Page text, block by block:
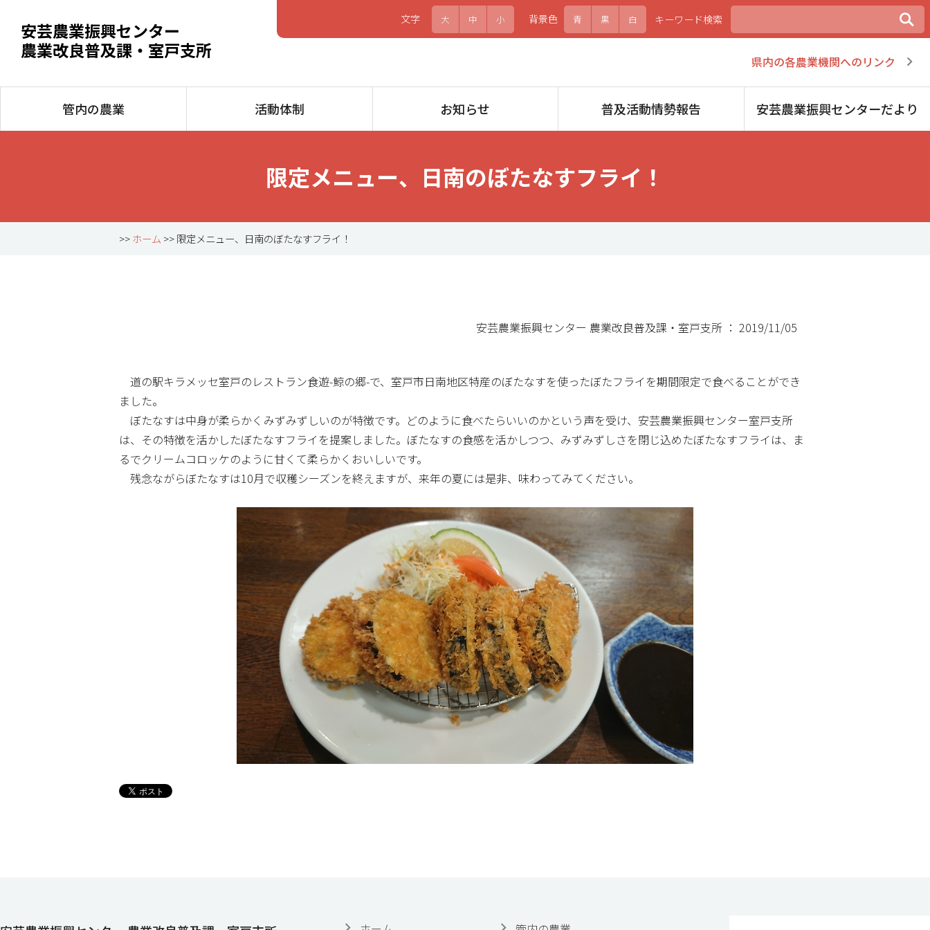
安芸農業振興センター
農業改良普及課・室戸支所
キーワード検索
背景色 青 黒 白
文字 大 中 小
県内の各農業機関へのリンク
管内の農業 活動体制 お知らせ 普及活動情勢報告 安芸農業振興センターだより
限定メニュー、日南のぼたなすフライ！
>>ホーム >> 限定メニュー、日南のぼたなすフライ！
安芸農業振興センター 農業改良普及課・室戸支所 ： 2019/11/05
道の駅キラメッセ室戸のレストラン食遊-鯨の郷-で、室戸市日南地区特産のぼたなすを使ったぼたフライを期間限定で食べることができ
ました。
ぼたなすは中身が柔らかくみずみずしいのが特徴です。どのように食べたらいいのかという声を受け、安芸農業振興センター室戸支所
は、その特徴を活かしたぼたなすフライを提案しました。ぼたなすの食感を活かしつつ、みずみずしさを閉じ込めたぼたなすフライは、ま
るでクリームコロッケのように甘くて柔らかくおいしいです。
残念ながらぼたなすは10月で収穫シーズンを終えますが、来年の夏には是非、味わってみてください。